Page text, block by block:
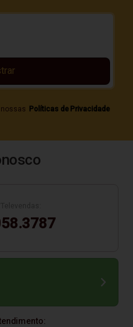
Políticas de Privacidade